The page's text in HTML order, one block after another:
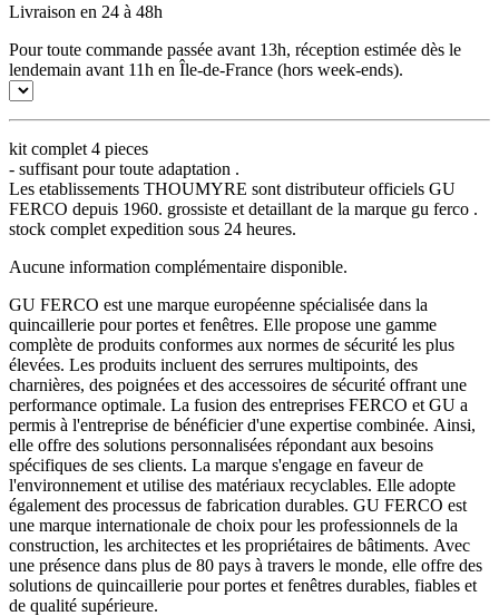
Livraison en 24 à 48h
Pour toute commande passée avant 13h, réception estimée dès le
lendemain avant 11h en Île-de-France (hors week-ends).
kit complet 4 pieces
- suffisant pour toute adaptation .
Les etablissements THOUMYRE sont distributeur officiels GU
FERCO depuis 1960. grossiste et detaillant de la marque gu ferco .
stock complet expedition sous 24 heures.
Aucune information complémentaire disponible.
GU FERCO est une marque européenne spécialisée dans la
quincaillerie pour portes et fenêtres. Elle propose une gamme
complète de produits conformes aux normes de sécurité les plus
élevées. Les produits incluent des serrures multipoints, des
charnières, des poignées et des accessoires de sécurité offrant une
performance optimale. La fusion des entreprises FERCO et GU a
permis à l'entreprise de bénéficier d'une expertise combinée. Ainsi,
elle offre des solutions personnalisées répondant aux besoins
spécifiques de ses clients. La marque s'engage en faveur de
l'environnement et utilise des matériaux recyclables. Elle adopte
également des processus de fabrication durables. GU FERCO est
une marque internationale de choix pour les professionnels de la
construction, les architectes et les propriétaires de bâtiments. Avec
une présence dans plus de 80 pays à travers le monde, elle offre des
solutions de quincaillerie pour portes et fenêtres durables, fiables et
de qualité supérieure.